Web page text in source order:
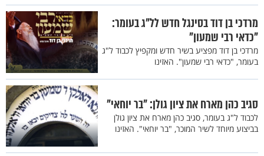
מרדכי בן דוד בסינגל חדש לל"ג בעומר:
"כדאי רבי שמעון"
מרדכי בן דוד מפציע בשיר חדש ומקפיץ לכבוד ל"ג
בעומר, "כדאי רבי שמעון". האזינו
סגיב כהן מארח את ציון גולן: "בר יוחאי"
לכבוד ל"ג בעומר, סגיב כהן מארח את ציון גולן
בביצוע מיוחד לשיר המוכר, "בר יוחאי". האזינו